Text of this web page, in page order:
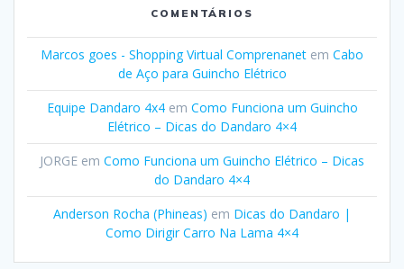
COMENTÁRIOS
Marcos goes - Shopping Virtual Comprenanet em Cabo
de Aço para Guincho Elétrico
Equipe Dandaro 4x4em Como Funciona um Guincho
Elétrico – Dicas do Dandaro 4×4
JORGE em Como Funciona um Guincho Elétrico – Dicas
do Dandaro 4×4
Anderson Rocha (Phineas) em Dicas do Dandaro |
Como Dirigir Carro Na Lama 4×4